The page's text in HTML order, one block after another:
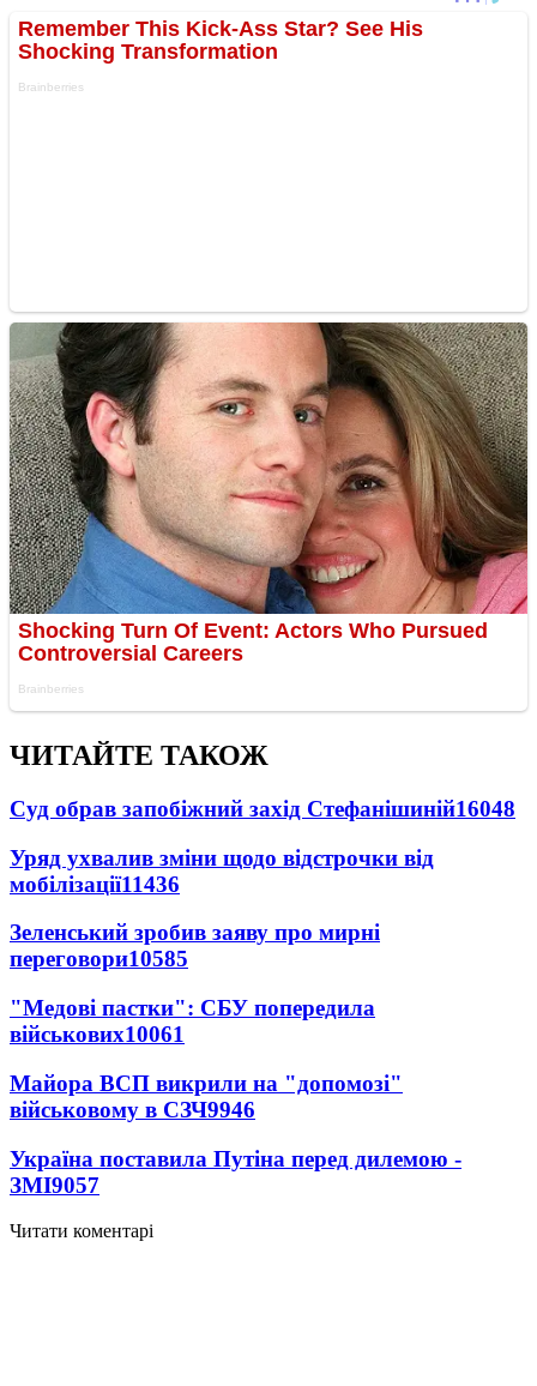
ЧИТАЙТЕ ТАКОЖ
Суд обрав запобіжний захід Стефанішиній16048
Уряд ухвалив зміни щодо відстрочки від
мобілізації11436
Зеленський зробив заяву про мирні
переговори10585
"Медові пастки": СБУ попередила
військових10061
Майора ВСП викрили на "допомозі"
військовому в СЗЧ9946
Україна поставила Путіна перед дилемою -
ЗМІ9057
Читати коментарі